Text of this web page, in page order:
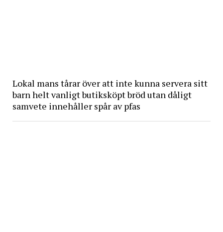
Lokal mans tårar över att inte kunna servera sitt
barn helt vanligt butiksköpt bröd utan dåligt
samvete innehåller spår av pfas